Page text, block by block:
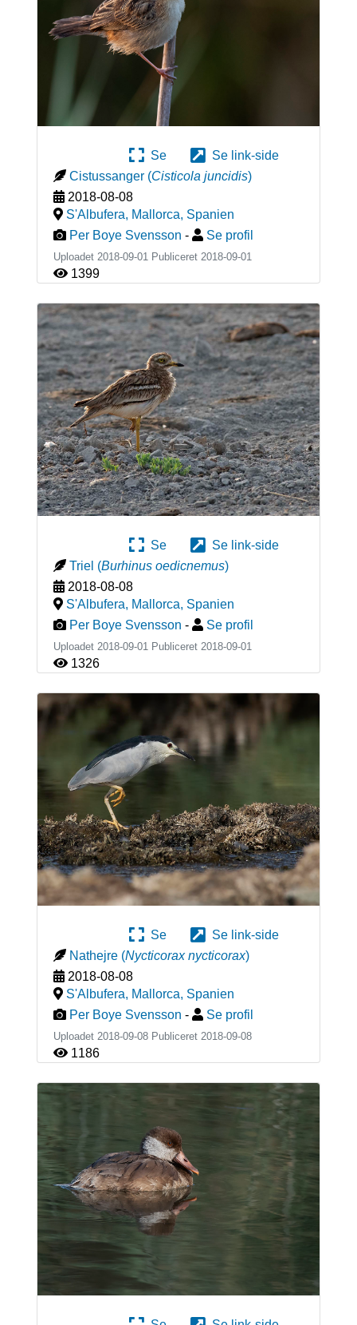
Se
Se link-side
Cistussanger (Cisticola juncidis)
2018-08-08
S'Albufera, Mallorca, Spanien
Per Boye Svensson - Se profil
Uploadet 2018-09-01 Publiceret 2018-09-01
1399
Se
Se link-side
Triel (Burhinus oedicnemus)
2018-08-08
S'Albufera, Mallorca, Spanien
Per Boye Svensson - Se profil
Uploadet 2018-09-01 Publiceret 2018-09-01
1326
Se
Se link-side
Nathejre (Nycticorax nycticorax)
2018-08-08
S'Albufera, Mallorca, Spanien
Per Boye Svensson - Se profil
Uploadet 2018-09-08 Publiceret 2018-09-08
1186